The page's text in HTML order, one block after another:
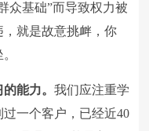
众基础”而导致权力被
就是故意挑衅，你
的能力。我们应注重学
一个客户，已经近40